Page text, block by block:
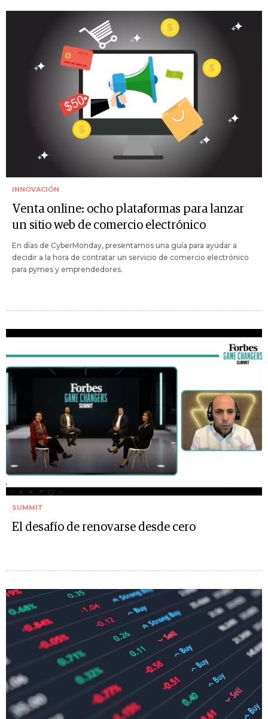
INNOVACIÓN
Venta online: ocho plataformas para lanzar
un sitio web de comercio electrónico
En días de CyberMonday, presentamos una guía para ayudar a
decidir a la hora de contratar un servicio de comercio electrónico
para pymes y emprendedores.
SUMMIT
El desafío de renovarse desde cero